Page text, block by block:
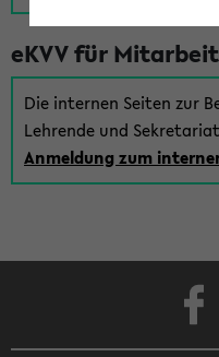
eKVV für
Die internen Seiten zur
Lehrende und
Anmeldung zum